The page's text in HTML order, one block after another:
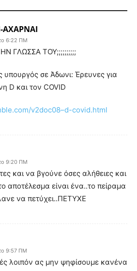
ΑΧΑΡΝΑΙ
6:22 ΠΜ
ΓΛΩΣΣΑ ΤΟΥ;;;;;;;;;;
υπουργός σε Άδωνι: Έρευνες για
D και τον COVID
v2doc08–d-covid.html
9:20 ΠΜ
και να βγούνε όσες αλήθειες και
αποτέλεσμα είναι ένα..το πείραμα
να πετύχει..ΠΕΤΥΧΕ
9:57 ΠΜ
λοιπόν ας μην ψηφίσουμε κανένα